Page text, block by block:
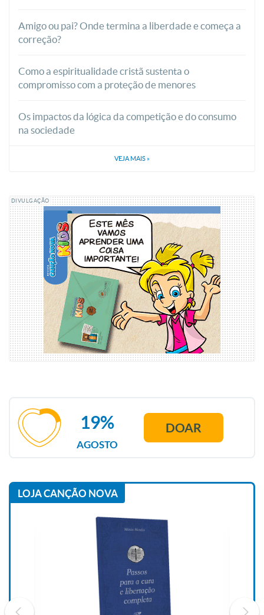
Amigo ou pai? Onde termina a liberdade e começa a
correção?
Como a espiritualidade cristã sustenta o
compromisso com a proteção de menores
Os impactos da lógica da competição e do consumo
na sociedade
VEJA MAIS »
DIVULGAÇÃO
AGOSTO
19% DOAR
LOJA CANÇÃO NOVA